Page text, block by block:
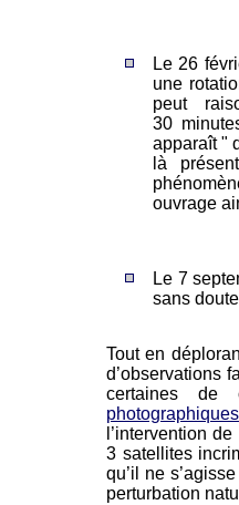
Le 26
une
peut
30
apparaît "
là
ouvrage
Le 7
sans
Tout en
d’observations
certaines de
photographiques
l’intervention
3 satellites
qu’il ne
perturbation